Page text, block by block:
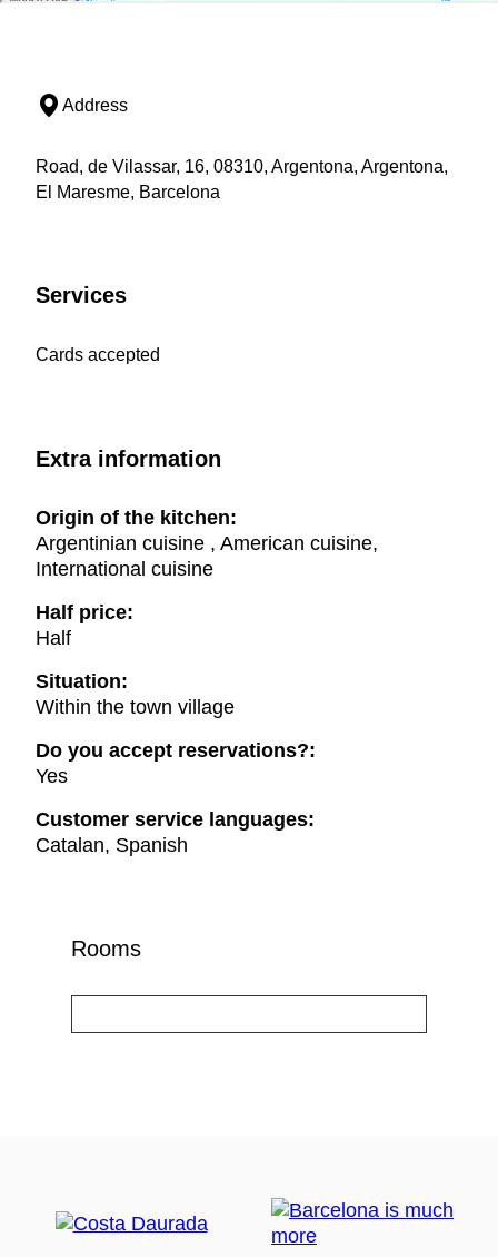
Address
Road, de Vilassar, 16, 08310, Argentona, Argentona,
El Maresme, Barcelona
Services
Cards accepted
Extra information
Origin of the kitchen:
Argentinian cuisine , American cuisine,
International cuisine
Half price:
Half
Situation:
Within the town village
Do you accept reservations?:
Yes
Customer service languages:
Catalan, Spanish
Rooms